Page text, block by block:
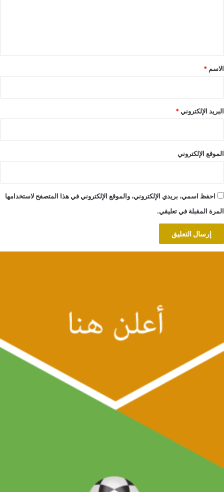
*
الاسم *
البريد الإلكتروني*
الموقع الإلكتروني
احفظ اسمي، بريدي الإلكتروني، والموقع الإلكتروني في هذا المتصفح لاستخدامها
المرة المقبلة في تعليقي.